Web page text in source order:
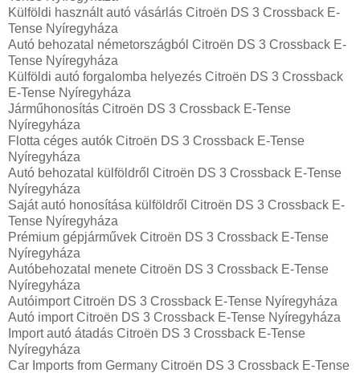
Külföldi használt autó vásárlás Citroën DS 3 Crossback E-
Tense Nyíregyháza
Autó behozatal németországból Citroën DS 3 Crossback E-
Tense Nyíregyháza
Külföldi autó forgalomba helyezés Citroën DS 3 Crossback
E-Tense Nyíregyháza
Járműhonosítás Citroën DS 3 Crossback E-Tense
Nyíregyháza
Flotta céges autók Citroën DS 3 Crossback E-Tense
Nyíregyháza
Autó behozatal külföldről Citroën DS 3 Crossback E-Tense
Nyíregyháza
Saját autó honosítása külföldről Citroën DS 3 Crossback E-
Tense Nyíregyháza
Prémium gépjárművek Citroën DS 3 Crossback E-Tense
Nyíregyháza
Autóbehozatal menete Citroën DS 3 Crossback E-Tense
Nyíregyháza
Autóimport Citroën DS 3 Crossback E-Tense Nyíregyháza
Autó import Citroën DS 3 Crossback E-Tense Nyíregyháza
Import autó átadás Citroën DS 3 Crossback E-Tense
Nyíregyháza
Car Imports from Germany Citroën DS 3 Crossback E-Tense